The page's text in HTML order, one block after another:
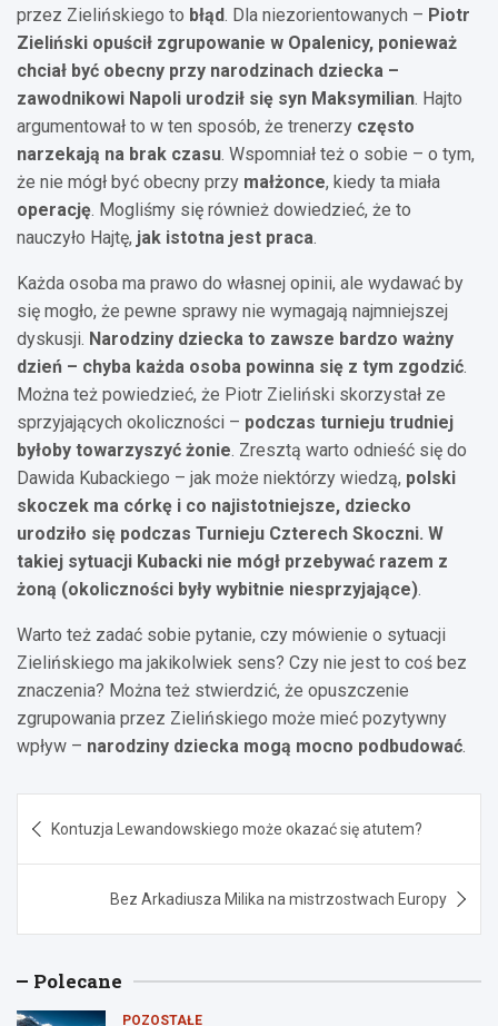
przez Zielińskiego to błąd. Dla niezorientowanych – Piotr
Zieliński opuścił zgrupowanie w Opalenicy, ponieważ
chciał być obecny przy narodzinach dziecka –
zawodnikowi Napoli urodził się syn Maksymilian. Hajto
argumentował to w ten sposób, że trenerzy często
narzekają na brak czasu. Wspomniał też o sobie – o tym,
że nie mógł być obecny przy małżonce, kiedy ta miała
operację. Mogliśmy się również dowiedzieć, że to
nauczyło Hajtę, jak istotna jest praca.
Każda osoba ma prawo do własnej opinii, ale wydawać by
się mogło, że pewne sprawy nie wymagają najmniejszej
dyskusji. Narodziny dziecka to zawsze bardzo ważny
dzień – chyba każda osoba powinna się z tym zgodzić.
Można też powiedzieć, że Piotr Zieliński skorzystał ze
sprzyjających okoliczności – podczas turnieju trudniej
byłoby towarzyszyć żonie. Zresztą warto odnieść się do
Dawida Kubackiego – jak może niektórzy wiedzą, polski
skoczek ma córkę i co najistotniejsze, dziecko
urodziło się podczas Turnieju Czterech Skoczni. W
takiej sytuacji Kubacki nie mógł przebywać razem z
żoną (okoliczności były wybitnie niesprzyjające).
Warto też zadać sobie pytanie, czy mówienie o sytuacji
Zielińskiego ma jakikolwiek sens? Czy nie jest to coś bez
znaczenia? Można też stwierdzić, że opuszczenie
zgrupowania przez Zielińskiego może mieć pozytywny
wpływ – narodziny dziecka mogą mocno podbudować.
wpisu
Kontuzja Lewandowskiego może okazać się atutem?
Bez Arkadiusza Milika na mistrzostwach Europy
Polecane
POZOSTAŁE